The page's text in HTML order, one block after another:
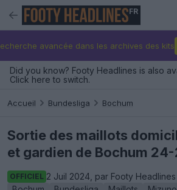
FR
avancée dans les archives des kits
Did you know? Footy Headlines is also
Click here to switch.
Accueil Bundesliga Bochum
Sortie des maillots
et gardien de Bochum
OFFICIEL 2 Juil 2024, par Footy Headlines